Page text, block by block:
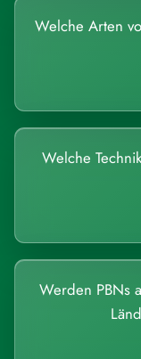
Welche Arten
Welche
Werden PBNs